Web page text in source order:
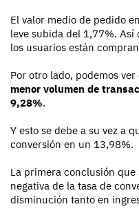
El valor medio de pedido
leve subida del 1,77%. Así
los usuarios están
Por otro lado, podemos ver
menor volumen de
9,28%.
Y esto se debe a su vez a
conversión en un 13,98%.
La primera conclusión que
negativa de la tasa de
disminución tanto en